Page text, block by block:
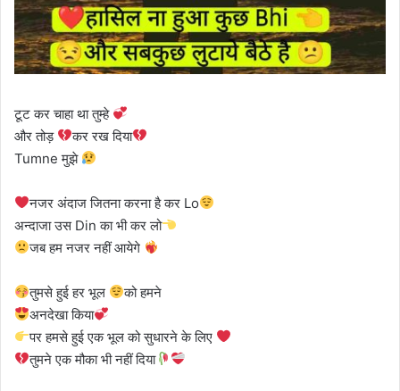
टूट कर चाहा था तुम्हे
और तोड़
कर रख दिया
Tumne मुझे
नजर अंदाज जितना करना है कर Lo
अन्दाजा उस Din का भी कर लो
जब हम नजर नहीं आयेगे
तुमसे हुई हर भूल
को हमने
अनदेखा किया
पर हमसे हुई एक भूल को सुधारने के लिए
तुमने एक मौका भी नहीं दिया